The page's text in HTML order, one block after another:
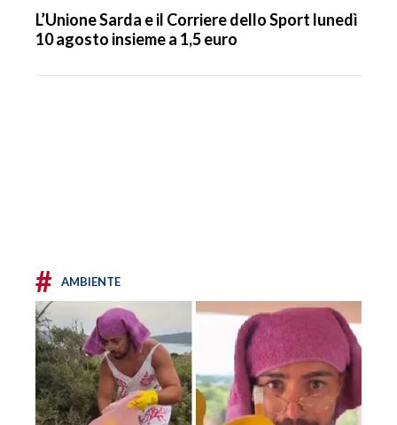
L’Unione Sarda e il Corriere dello Sport lunedì
10 agosto insieme a 1,5 euro
# AMBIENTE